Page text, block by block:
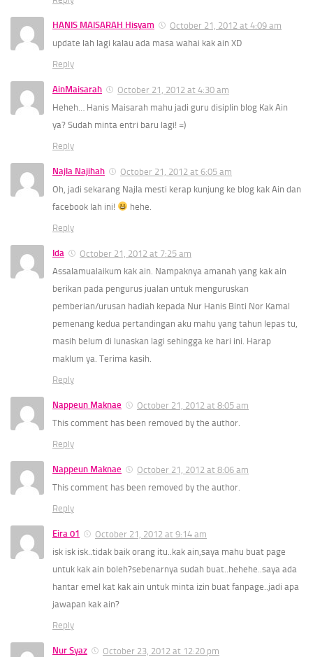
HANIS MAISARAH Hisyam
October 21, 2012 at 4:09 am
update lah lagi kalau ada masa wahai kak ain XD
Reply
AinMaisarah
October 21, 2012 at 4:30 am
Heheh… Hanis Maisarah mahu jadi guru disiplin blog Kak Ain
ya? Sudah minta entri baru lagi! =)
Reply
Najla Najihah
October 21, 2012 at 6:05 am
Oh, jadi sekarang Najla mesti kerap kunjung ke blog kak Ain dan
facebook lah ini!
hehe.
Reply
Ida
October 21, 2012 at 7:25 am
Assalamualaikum kak ain. Nampaknya amanah yang kak ain
berikan pada pengurus jualan untuk menguruskan
pemberian/urusan hadiah kepada Nur Hanis Binti Nor Kamal
pemenang kedua pertandingan aku mahu yang tahun lepas tu,
masih belum di lunaskan lagi sehingga ke hari ini. Harap
maklum ya. Terima kasih.
Reply
Nappeun Maknae
October 21, 2012 at 8:05 am
This comment has been removed by the author.
Reply
Nappeun Maknae
October 21, 2012 at 8:06 am
This comment has been removed by the author.
Reply
Eira 01
October 21, 2012 at 9:14 am
isk isk isk..tidak baik orang itu..kak ain,saya mahu buat page
untuk kak ain boleh?sebenarnya sudah buat..hehehe..saya ada
hantar emel kat kak ain untuk minta izin buat fanpage..jadi apa
jawapan kak ain?
Reply
Nur Syaz
October 23, 2012 at 12:20 pm